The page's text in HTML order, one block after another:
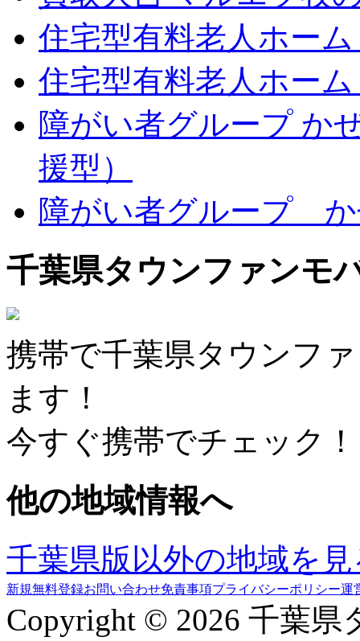
住宅型有料老人ホー
住宅型有料老人ホー
障がい者グループ か
援型）
障がい者グループ か
千葉県タウンファンモ
携帯で千葉県タウンフ
ます！
今すぐ携帯でチェック！
他の地域情報へ
千葉県版以外の地域を
新規無料登録お問い合わせ免責事項プライバシーポリシー運
Copyright © 2026 千葉